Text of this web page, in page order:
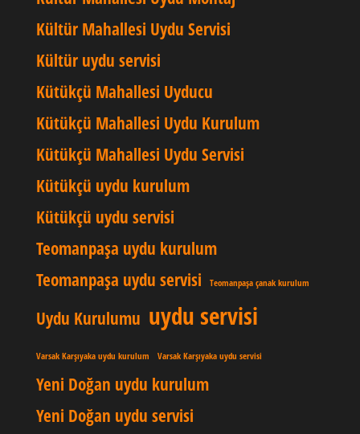
Kültür Mahallesi Uydu Servisi
Kültür uydu servisi
Kütükçü Mahallesi Uyducu
Kütükçü Mahallesi Uydu Kurulum
Kütükçü Mahallesi Uydu Servisi
Kütükçü uydu kurulum
Kütükçü uydu servisi
Teomanpaşa uydu kurulum
Teomanpaşa uydu servisi
Teomanpaşa çanak kurulum
Uydu Kurulumu uydu servisi
Varsak Karşıyaka uydu kurulum Varsak Karşıyaka uydu servisi
Yeni Doğan uydu kurulum
Yeni Doğan uydu servisi